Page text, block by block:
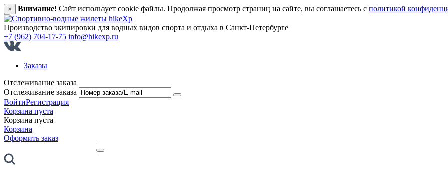
× Внимание! Сайт использует cookie файлы. Продолжая просмотр страниц на сайте, вы соглашаетесь с политикой
Производство экипировки для водных видов спорта и отдыха в Санкт‑Петербурге
+7 (962) 704-17-75 info@hikexp.ru
Заказы
Отслеживание заказа
Отслеживание заказа
ВойтиРегистрация
Корзина пуста
Корзина пуста
Корзина
Оформить заказ